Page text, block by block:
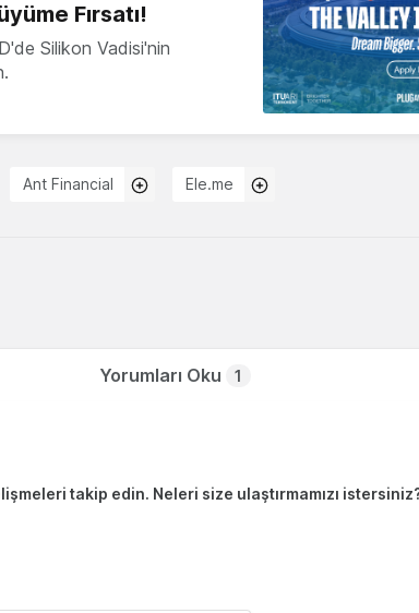
Fırsatı!
Silikon Vadisi'nin
Ant Financial Ele.me
Yorumları Oku 1
takip edin. Neleri size ulaştırmamızı